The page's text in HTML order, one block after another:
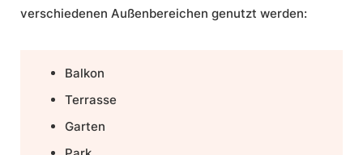
verschiedenen Außenbereichen genutzt werden:
Balkon
Terrasse
Garten